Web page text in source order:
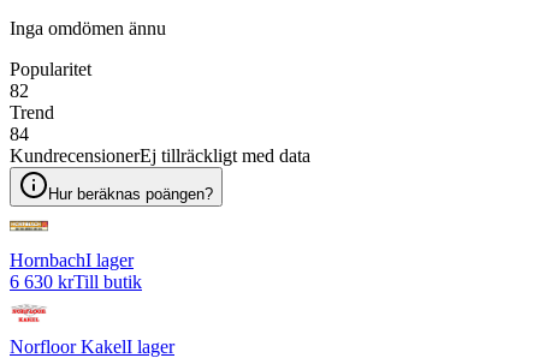
Inga omdömen ännu
Popularitet
82
Trend
84
KundrecensionerEj tillräckligt med data
Hur beräknas poängen?
HornbachI lager
6 630 krTill butik
Norfloor KakelI lager